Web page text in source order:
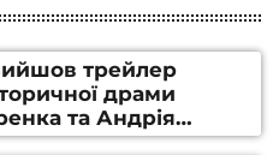
трейлер
драми
та Андрія